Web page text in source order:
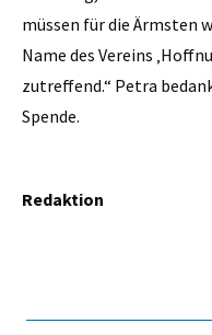
müssen für die Ärmsten
Name des Vereins
zutreffend.“ Petra
Spende.
Redaktion